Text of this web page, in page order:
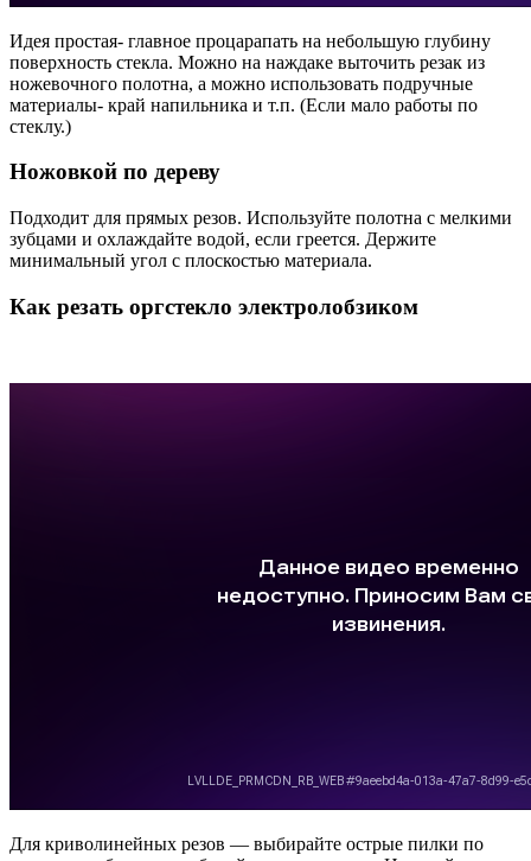
Идея простая- главное процарапать на небольшую глубину
поверхность стекла. Можно на наждаке выточить резак из
ножевочного полотна, а можно использовать подручные
материалы- край напильника и т.п. (Если мало работы по
стеклу.)
Ножовкой по дереву
Подходит для прямых резов. Используйте полотна с мелкими
зубцами и охлаждайте водой, если греется. Держите
минимальный угол с плоскостью материала.
Как резать оргстекло электролобзиком
Для криволинейных резов — выбирайте острые пилки по